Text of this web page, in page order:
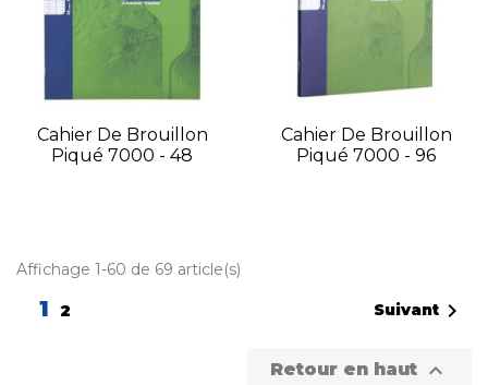
Cahier De Brouillon
Piqué 7000 - 48
Cahier De Brouillon
Piqué 7000 - 96
Affichage 1-60 de 69 article(s)
1 2 Suivant 
Retour en haut 